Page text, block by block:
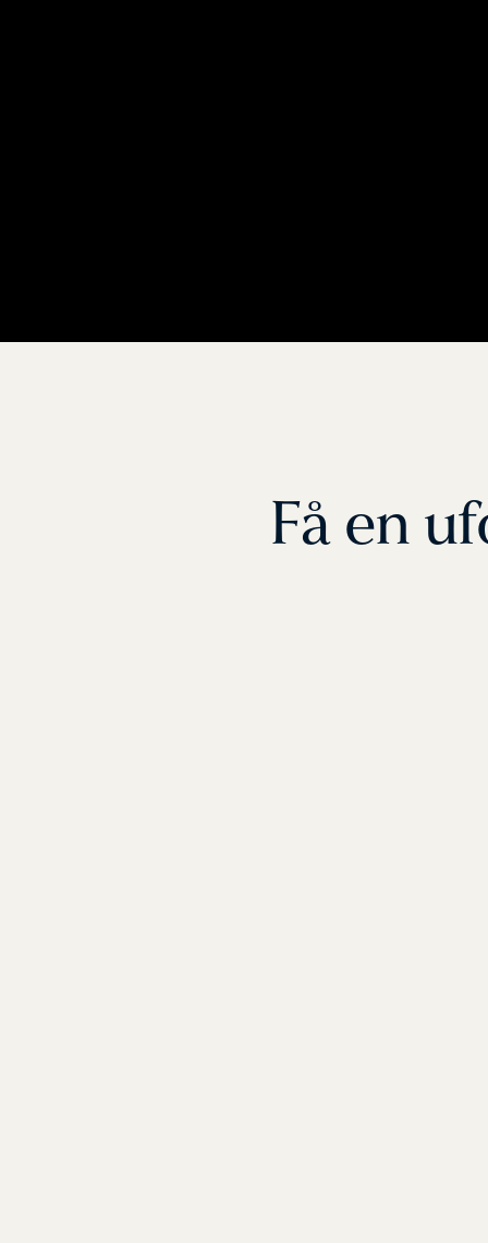
Få en